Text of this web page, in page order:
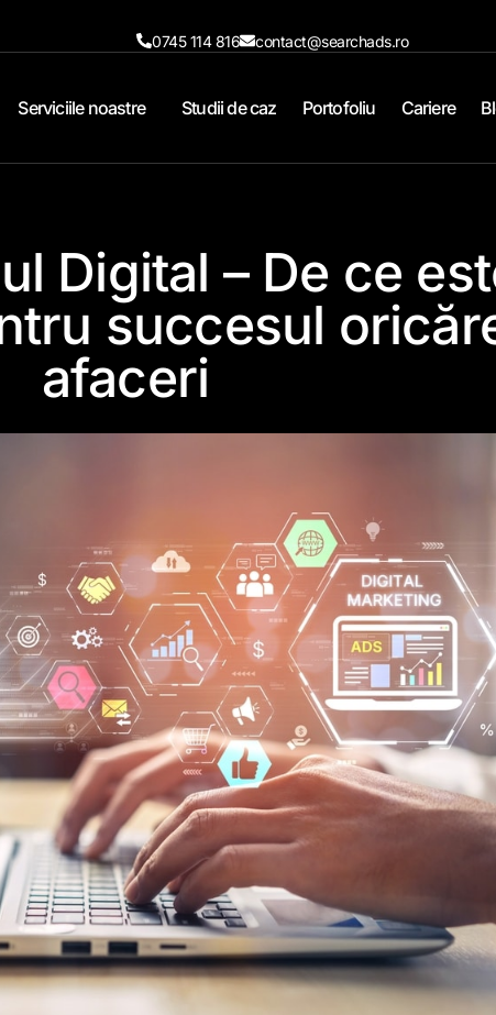
0745 114 816 contact@searchads.ro
Serviciile noastre Studii de caz Portofoliu Cariere
Digital – De ce
succesul
afaceri